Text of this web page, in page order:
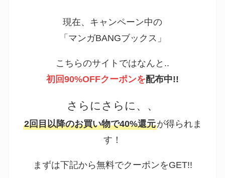
現在、キャンペーン中の
「マンガBANGブックス」
こちらのサイトではなんと..
初回90%OFFクーポンを配布中!!
さらにさらに、、
2回目以降のお買い物で40%還元が得られま
す！
まずは下記から無料でクーポンをGET!!